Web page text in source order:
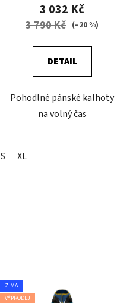
3 032 Kč
3 790 Kč (–20 %)
DETAIL
Pohodlné pánské kalhoty
na volný čas
S XL
ZIMA
VÝPRODEJ